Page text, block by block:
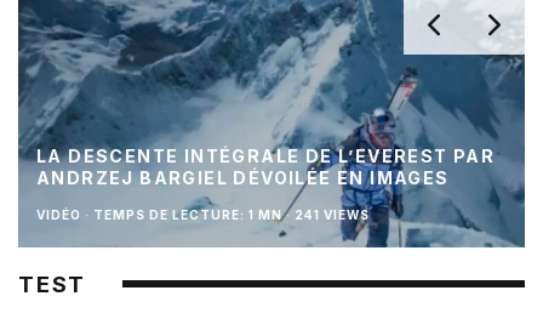
LA DESCENTE INTÉGRALE DE L’EVEREST PAR
ANDRZEJ BARGIEL DÉVOILÉE EN IMAGES
VIDÉO · TEMPS DE LECTURE: 1 MN · 241 VIEWS
TEST